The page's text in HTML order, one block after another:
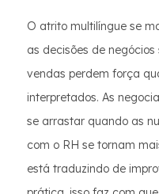
O atrito multilíngue se
as decisões de
vendas perdem força
interpretados. As
se arrastar quando as
com o RH se tornam
está traduzindo de